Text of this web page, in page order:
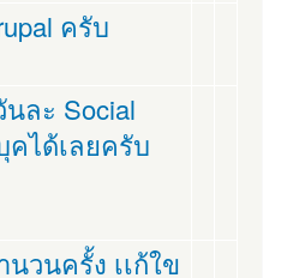
ครับ
ละ Social
คได้เลยครับ
วนครั้ง เเก้ใข